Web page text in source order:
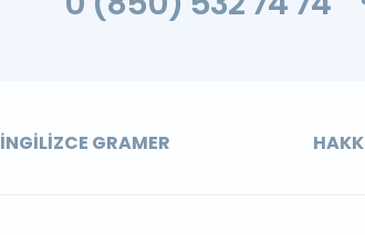
İNGILIZCE GRAMER